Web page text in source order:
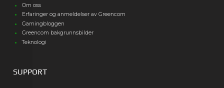
Om oss
Erfaringer og anmeldelser av Greencom
Gamingbloggen
Greencom bakgrunnsbilder
Teknologi
SUPPORT